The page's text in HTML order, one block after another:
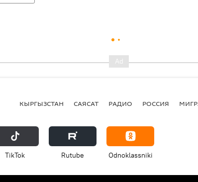
КЫРГЫЗСТАН САЯСАТ РАДИО РОССИЯ
ТikТоk Rutube Odnoklassniki